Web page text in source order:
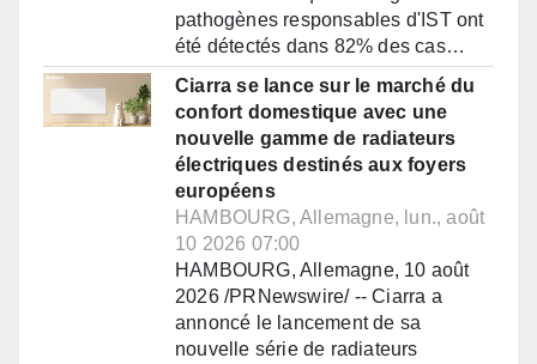
pathogènes responsables d'IST ont
été détectés dans 82% des cas…
Ciarra se lance sur le marché du
confort domestique avec une
nouvelle gamme de radiateurs
électriques destinés aux foyers
européens
HAMBOURG, Allemagne, lun., août
10 2026 07:00
HAMBOURG, Allemagne, 10 août
2026 /PRNewswire/ -- Ciarra a
annoncé le lancement de sa
nouvelle série de radiateurs